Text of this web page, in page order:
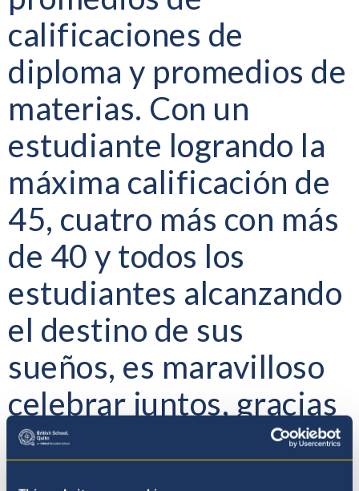
calificaciones de
diploma y promedios de
materias. Con un
estudiante logrando la
máxima calificación de
45, cuatro más con más
de 40 y todos los
estudiantes alcanzando
el destino de sus
sueños, es maravilloso
celebrar juntos, gracias
al personal y esperamos